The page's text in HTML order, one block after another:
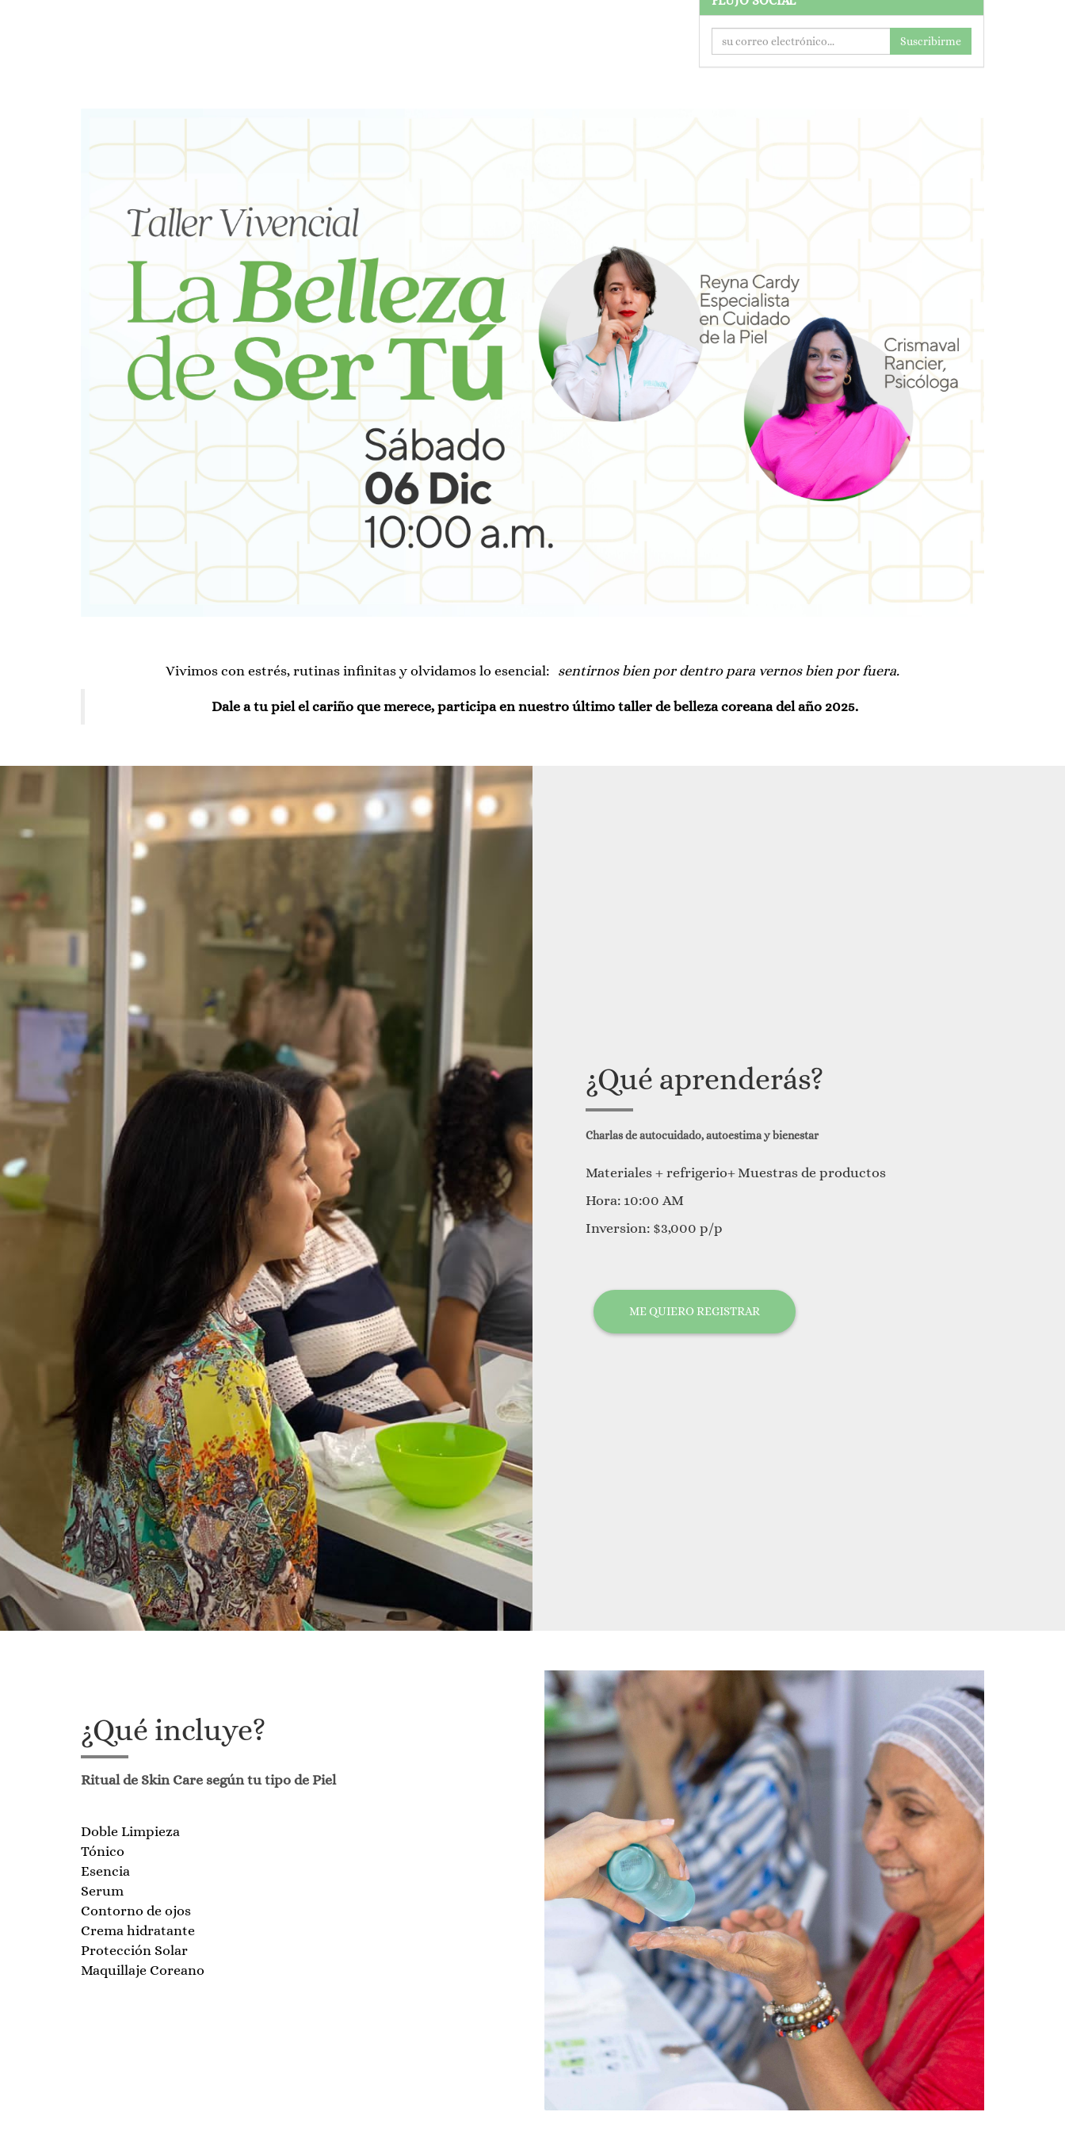
Suscribirme
Vivimos con estrés, rutinas infinitas y olvidamos lo esencial: sentirnos bien por dentro para vernos bien por fuera.
Dale a tu piel el cariño que merece, participa en nuestro último taller de belleza coreana del año 2025.
¿Qué aprenderás?
Charlas de autocuidado, autoestima y bienestar
Materiales + refrigerio+Muestras de productos
Hora: 10:00 AM
Inversion: $3,000 p/p
ME QUIERO REGISTRAR
¿Qué incluye?
Ritual de Skin Care según tu tipo de Piel
Doble Limpieza
Tónico
Esencia
Serum
Contorno de ojos
Crema hidratante
Protección Solar
Maquillaje Coreano